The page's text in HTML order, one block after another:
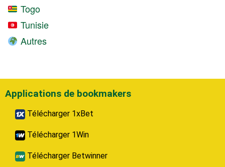
Togo
Tunisie
Autres
Applications de bookmakers
Télécharger 1xBet
Télécharger 1Win
Télécharger Betwinner